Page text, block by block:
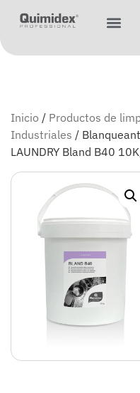
Inicio / Productos de
Industriales /
LAUNDRY Bland B40